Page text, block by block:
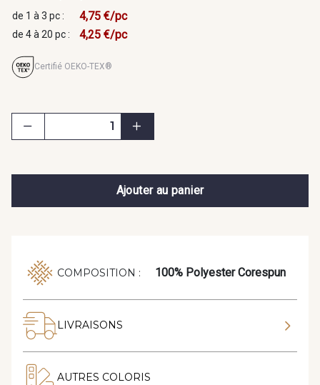
de 1 à 3 pc :
4,75 €/pc
de 4 à 20 pc : 4,25 €/pc
Certifié OEKO-TEX®
Ajouter au panier
COMPOSITION : 100% Polyester Corespun
LIVRAISONS
AUTRES COLORIS